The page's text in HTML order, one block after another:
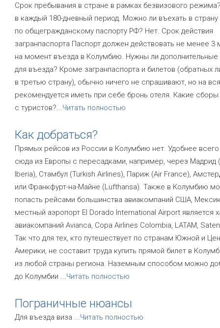
Срок пребывания в стране в рамках безвизового
в каждый 180-дневный период. Можно ли въехать в страну
по общегражданскому паспорту РФ? Нет. Срок действия
загранпаспорта Паспорт должен действовать не менее 3
на момент въезда в Колумбию. Нужны ли
для въезда? Кроме загранпаспорта и билетов (обратных
в третью страну), обычно ничего не спрашивают, но на
рекомендуется иметь при себе бронь отеля. Какие
с туристов?...Читать полностью
Как добраться?
Прямых рейсов из России в Колумбию нет. Удобнее всего
сюда из Европы с пересадками, например, через Мадрид
Iberia), Стамбул (Turkish Airlines), Париж (Air France),
или Франкфурт-на-Майне (Lufthansa). Также в Колумбию
попасть рейсами большинства авиакомпаний США,
местный аэропорт El Dorado International Airport является
авиакомпаний Avianca, Copa Airlines Colombia, LATAM,
Так что для тех, кто путешествует по странам Южной и
Америки, не составит труда купить прямой билет в
из любой страны региона. Наземным способом можно
до Колумбии ...Читать полностью
Пограничные нюансы
Для въезда виза ...Читать полностью